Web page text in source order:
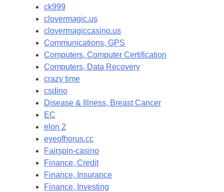
ck999
clovermagic.us
clovermagiccasino.us
Communications, GPS
Computers, Computer Certification
Computers, Data Recovery
crazy time
csdino
Disease & Illness, Breast Cancer
EC
elon 2
eyeofhorus.cc
Fairspin-casino
Finance, Credit
Finance, Insurance
Finance, Investing